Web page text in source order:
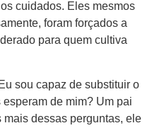
cuidados. Eles mesmos
foram forçados a
para quem cultiva
sou capaz de substituir o
de mim? Um pai
dessas perguntas, ele